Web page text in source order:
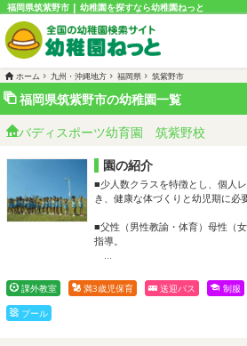
福岡県筑紫野市 | 幼稚園を探すなら幼稚園ねっと
ホーム 九州・沖縄地方 福岡県 筑紫野市
福岡県筑紫野市の幼稚園一覧
バディスポーツ幼育園 筑紫野校
園の紹介
■少人数クラスを特徴とし、個人
き、健康な体づくりと幼児期に
■父性（男性教諭・体育）母性（
指導。
課外教室 満3歳児保育 送迎バス 制服
プール